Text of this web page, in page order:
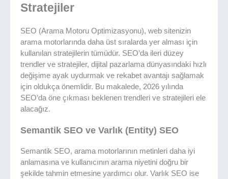
Stratejiler
SEO (Arama Motoru Optimizasyonu), web sitenizin
arama motorlarında daha üst sıralarda yer alması için
kullanılan stratejilerin tümüdür. SEO’da ileri düzey
trendler ve stratejiler, dijital pazarlama dünyasındaki hızlı
değişime ayak uydurmak ve rekabet avantajı sağlamak
için oldukça önemlidir. Bu makalede, 2026 yılında
SEO’da öne çıkması beklenen trendleri ve stratejileri ele
alacağız.
Semantik SEO ve Varlık (Entity) SEO
Semantik SEO, arama motorlarının metinleri daha iyi
anlamasına ve kullanıcının arama niyetini doğru bir
şekilde tahmin etmesine yardımcı olur. Varlık SEO ise